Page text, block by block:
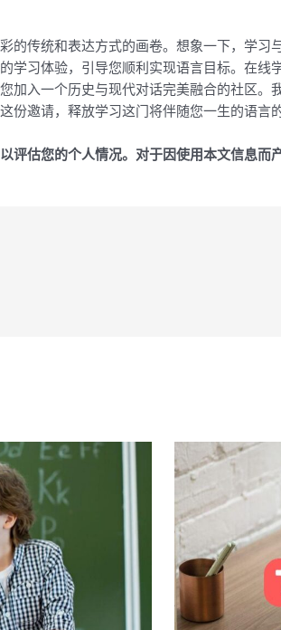
的传统和表达方式的画卷。想象一下，学
学习体验，引导您顺利实现语言目标。在
加入一个历史与现代对话完美融合的社区
邀请，释放学习这门将伴随您一生的语言的
估您的个人情况。对于因使用本文信息而